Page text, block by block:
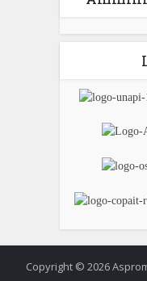
Copyright © 2026